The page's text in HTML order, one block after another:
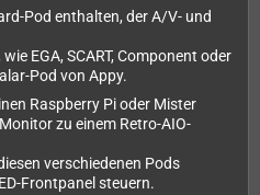
Pod enthalten, der A/V- und
EGA, SCART, Component oder
Pod von Appy.
Raspberry Pi oder Mister
zu einem Retro-AIO-
verschiedenen Pods
Frontpanel steuern.